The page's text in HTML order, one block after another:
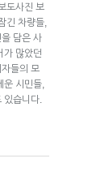
도사진 보
긴 차량들,
담은 사
가 많았던
들의 모
시민들,
습니다.